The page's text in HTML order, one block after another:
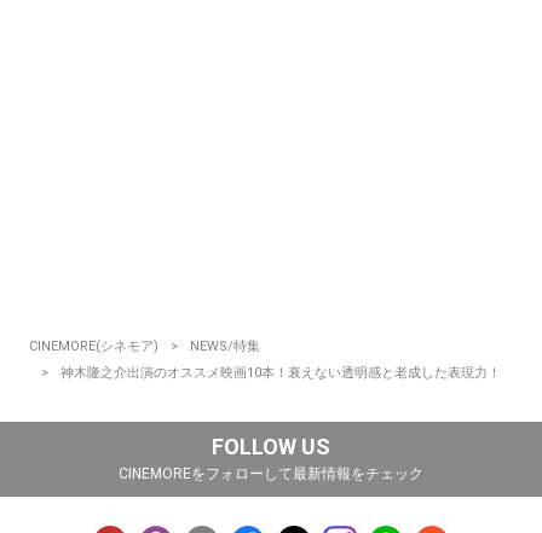
CINEMORE(シネモア)
NEWS/特集
神木隆之介出演のオススメ映画10本！衰えない透明感と老成した表現力！
FOLLOW US
CINEMOREをフォローして最新情報をチェック